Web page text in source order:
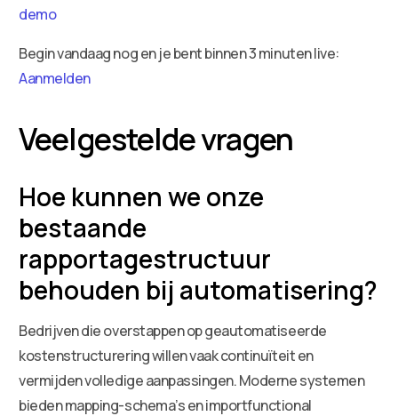
demo
Begin vandaag nog en je bent binnen 3 minuten live:
Aanmelden
Veelgestelde vragen
Hoe kunnen we onze
bestaande
rapportagestructuur
behouden bij automatisering?
Bedrijven die overstappen op geautomatiseerde
kostenstructurering willen vaak continuïteit en
vermijden volledige aanpassingen. Moderne systemen
bieden mapping-schema’s en importfunctional